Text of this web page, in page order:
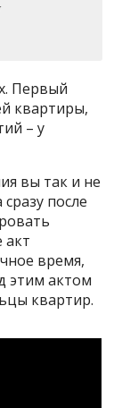
Первый
квартиры,
– у
вы так и не
после
акт
время,
этим актом
квартир.